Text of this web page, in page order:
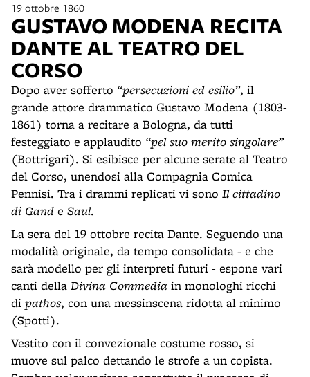
19 ottobre 1860
GUSTAVO MODENA RECITA
DANTE AL TEATRO DEL
CORSO
Dopo aver sofferto “persecuzioni ed esilio”, il
grande attore drammatico Gustavo Modena (1803-
1861) torna a recitare a Bologna, da tutti
festeggiato e applaudito “pel suo merito singolare”
(Bottrigari). Si esibisce per alcune serate al Teatro
del Corso, unendosi alla Compagnia Comica
Pennisi. Tra i drammi replicati vi sono Il cittadino
di Gand e Saul.
La sera del 19 ottobre recita Dante. Seguendo una
modalità originale, da tempo consolidata - e che
sarà modello per gli interpreti futuri - espone vari
canti della Divina Commedia in monologhi ricchi
di pathos, con una messinscena ridotta al minimo
(Spotti).
Vestito con il convezionale costume rosso, si
muove sul palco dettando le strofe a un copista.